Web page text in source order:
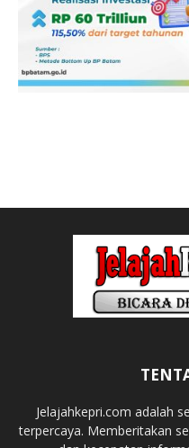
Jelajahkepri.com adalah
terpercaya. Memberitakan